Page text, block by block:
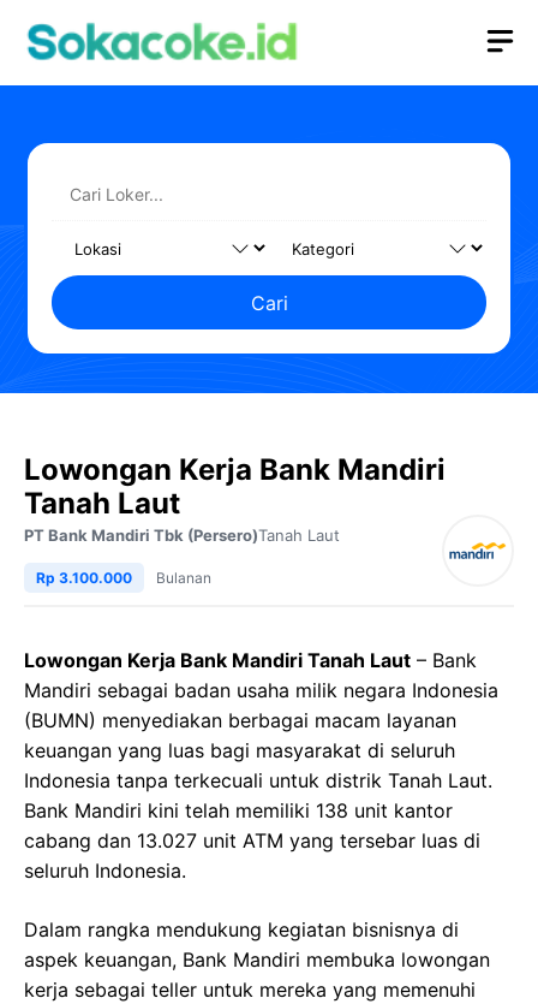
Cari
Lowongan Kerja Bank Mandiri
Tanah Laut
PT Bank Mandiri Tbk (Persero)Tanah Laut
Rp 3.100.000 Bulanan
Lowongan Kerja Bank Mandiri Tanah Laut – Bank
Mandiri sebagai badan usaha milik negara Indonesia
(BUMN) menyediakan berbagai macam layanan
keuangan yang luas bagi masyarakat di seluruh
Indonesia tanpa terkecuali untuk distrik Tanah Laut.
Bank Mandiri kini telah memiliki 138 unit kantor
cabang dan 13.027 unit ATM yang tersebar luas di
seluruh Indonesia.
Dalam rangka mendukung kegiatan bisnisnya di
aspek keuangan, Bank Mandiri membuka lowongan
kerja sebagai teller untuk mereka yang memenuhi